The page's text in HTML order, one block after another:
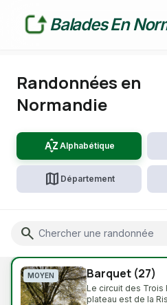
Balades En
Randonnées en
Normandie
sort_by_alpha Alphabétique
map Département
water_dropPar temps de pluie
elevationMoyen
ENVIRONNEMENT
Search
🔗 Lien direct vers cette randonnée
MOYEN Barquet (27)
Le circuit des Trois
plateau est de la